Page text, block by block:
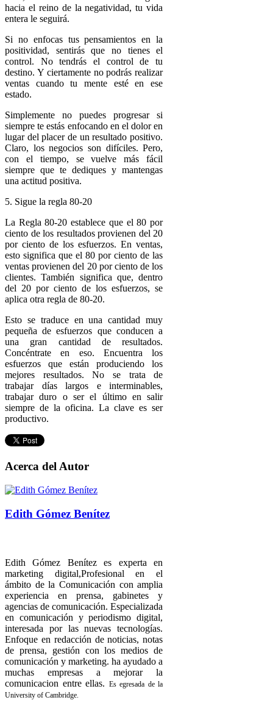
hacia el reino de la negatividad, tu vida
entera le seguirá.
Si no enfocas tus pensamientos en la
positividad, sentirás que no tienes el
control. No tendrás el control de tu
destino. Y ciertamente no podrás realizar
ventas cuando tu mente esté en ese
estado.
Simplemente no puedes progresar si
siempre te estás enfocando en el dolor en
lugar del placer de un resultado positivo.
Claro, los negocios son difíciles. Pero,
con el tiempo, se vuelve más fácil
siempre que te dediques y mantengas
una actitud positiva.
5. Sigue la regla 80-20
La Regla 80-20 establece que el 80 por
ciento de los resultados provienen del 20
por ciento de los esfuerzos. En ventas,
esto significa que el 80 por ciento de las
ventas provienen del 20 por ciento de los
clientes. También significa que, dentro
del 20 por ciento de los esfuerzos, se
aplica otra regla de 80-20.
Esto se traduce en una cantidad muy
pequeña de esfuerzos que conducen a
una gran cantidad de resultados.
Concéntrate en eso. Encuentra los
esfuerzos que están produciendo los
mejores resultados. No se trata de
trabajar días largos e interminables,
trabajar duro o ser el último en salir
siempre de la oficina. La clave es ser
productivo.
Acerca del Autor
Edith Gómez Benítez
Edith Gómez Benítez es experta en
marketing digital,Profesional en el
ámbito de la Comunicación con amplia
experiencia en prensa, gabinetes y
agencias de comunicación. Especializada
en comunicación y periodismo digital,
interesada por las nuevas tecnologías.
Enfoque en redacción de noticias, notas
de prensa, gestión con los medios de
comunicación y marketing. ha ayudado a
muchas empresas a mejorar la
comunicacion entre ellas. Es egresada de la
University of Cambridge.